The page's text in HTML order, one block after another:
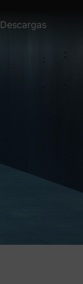
Descargas